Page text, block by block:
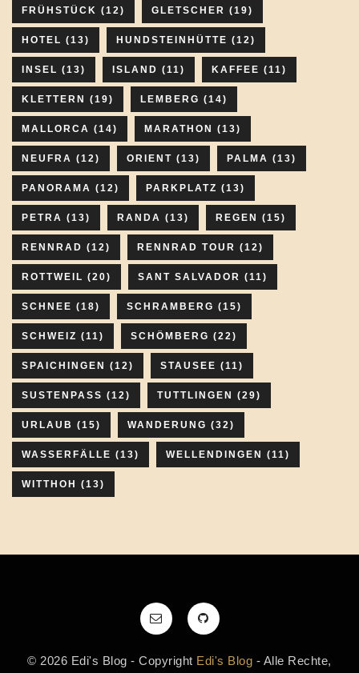
FRÜHSTÜCK (12) GLETSCHER (19)
HOTEL (13) HUNDSTEINHÜTTE (12)
INSEL (13) ISLAND (11) KAFFEE (11)
KLETTERN (19) LEMBERG (14)
MALLORCA (14) MARATHON (13)
NEUFRA (12) ORIENT (13) PALMA (13)
PANORAMA (12) PARKPLATZ (13)
PETRA (13) RANDA (13) REGEN (15)
RENNRAD (12) RENNRAD TOUR (12)
ROTTWEIL (20) SANT SALVADOR (11)
SCHNEE (18) SCHRAMBERG (15)
SCHWEIZ (11) SCHÖMBERG (22)
SPAICHINGEN (12) STAUSEE (11)
SUSTENPASS (12) TUTTLINGEN (29)
URLAUB (15) WANDERUNG (32)
WASSERFÄLLE (13) WELLENDINGEN (11)
WITTHOH (13)
© 2026 Edi's Blog - Copyright Edi's Blog - Alle Rechte,